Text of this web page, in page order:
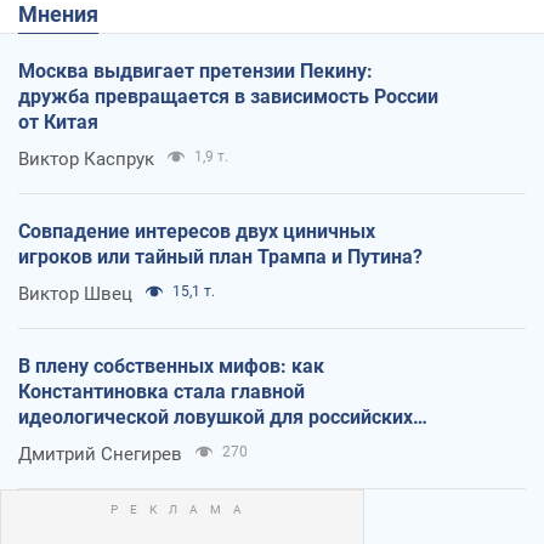
Мнения
Москва выдвигает претензии Пекину:
дружба превращается в зависимость России
от Китая
Виктор Каспрук 1,9 т.
Совпадение интересов двух циничных
игроков или тайный план Трампа и Путина?
Виктор Швец 15,1 т.
В плену собственных мифов: как
Константиновка стала главной
идеологической ловушкой для российских
оккупантов
Дмитрий Снегирев 270